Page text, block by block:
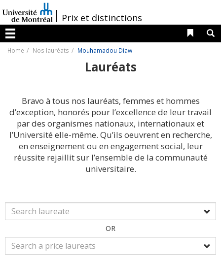
au
contenu
/Prix et distinctions
Menu
Liens
Home Nos lauréats Mouhamadou Diaw
Lauréats
Bravo à tous nos lauréats, femmes et hommes
d’exception, honorés pour l’excellence de leur travail
par des organismes nationaux, internationaux et
l’Université elle-même. Qu’ils oeuvrent en recherche,
en enseignement ou en engagement social, leur
réussite rejaillit sur l’ensemble de la communauté
universitaire.
OR